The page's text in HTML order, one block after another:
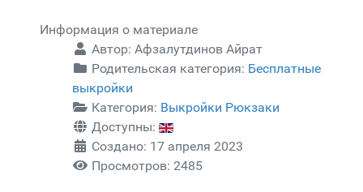
Информация о материале
Автор: Афзалутдинов Айрат
Родительская категория: Бесплатные
выкройки
Категория: Выкройки Рюкзаки
Доступны:
Создано: 17 апреля 2023
Просмотров: 2485